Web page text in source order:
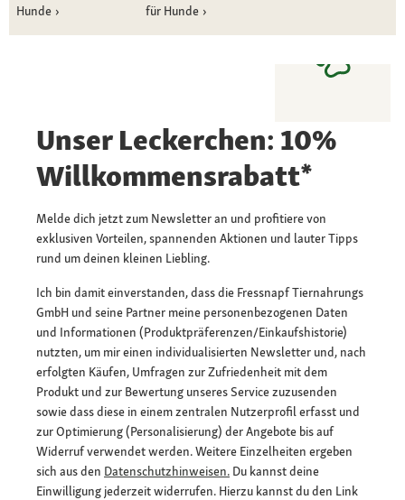
Hunde
für Hunde
Unser Leckerchen: 10%
Willkommensrabatt*
Melde dich jetzt zum Newsletter an und profitiere von
exklusiven Vorteilen, spannenden Aktionen und lauter Tipps
rund um deinen kleinen Liebling.
Ich bin damit einverstanden, dass die Fressnapf Tiernahrungs
GmbH und seine Partner meine personenbezogenen Daten
und Informationen (Produktpräferenzen/Einkaufshistorie)
nutzten, um mir einen individualisierten Newsletter und, nach
erfolgten Käufen, Umfragen zur Zufriedenheit mit dem
Produkt und zur Bewertung unseres Service zuzusenden
sowie dass diese in einem zentralen Nutzerprofil erfasst und
zur Optimierung (Personalisierung) der Angebote bis auf
Widerruf verwendet werden. Weitere Einzelheiten ergeben
sich aus den Datenschutzhinweisen. Du kannst deine
Einwilligung jederzeit widerrufen. Hierzu kannst du den Link